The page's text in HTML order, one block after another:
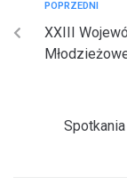
POPRZEDNI
XXIII